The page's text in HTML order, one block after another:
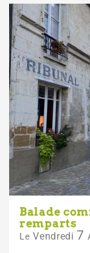
Balade
remparts
Le Vendredi 7